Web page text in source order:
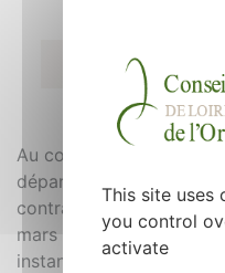
04 mai 2017
Au cours du mois d’avril
départemental a étudié
contrats de
mars 2017, la
instance de
This site uses
you control
activate